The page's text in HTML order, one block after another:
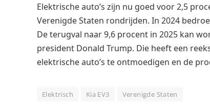
Elektrische auto’s zijn nu goed voor 2,5
Verenigde Staten rondrijden. In 2024
De terugval naar 9,6 procent in 2025 kan
president Donald Trump. Die heeft een
elektrische auto’s te ontmoedigen en de
Elektrisch Kia EV3 Verenigde Staten